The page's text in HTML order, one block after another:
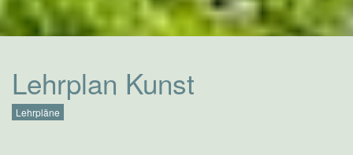
Lehrplan Kunst
Lehrpläne